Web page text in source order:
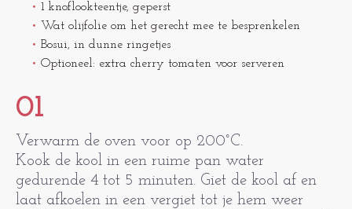
1 knoflookteentje, geperst
Wat olijfolie om het gerecht mee te besprenkelen
Bosui, in dunne ringetjes
Optioneel: extra cherry tomaten voor serveren
01
Verwarm de oven voor op 200°C.
Kook de kool in een ruime pan water
gedurende 4 tot 5 minuten. Giet de kool af en
laat afkoelen in een vergiet tot je hem weer